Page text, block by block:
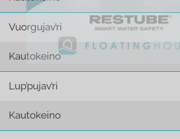
Vuorgujav’ri
Kautokeino
Lup’pujav’ri
Kautokeino